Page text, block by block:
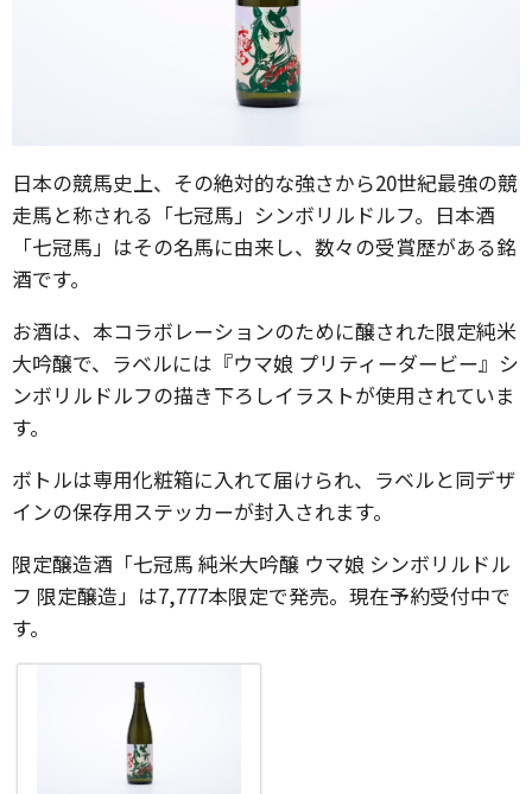
日本の競馬史上、その絶対的な強さから20世紀最強の競
走馬と称される「七冠馬」シンボリルドルフ。日本酒
「七冠馬」はその名馬に由来し、数々の受賞歴がある銘
酒です。
お酒は、本コラボレーションのために醸された限定純米
大吟醸で、ラベルには『ウマ娘 プリティーダービー』シ
ンボリルドルフの描き下ろしイラストが使用されていま
す。
ボトルは専用化粧箱に入れて届けられ、ラベルと同デザ
インの保存用ステッカーが封入されます。
限定醸造酒「七冠馬 純米大吟醸 ウマ娘 シンボリルドル
フ 限定醸造」は7,777本限定で発売。現在予約受付中で
す。